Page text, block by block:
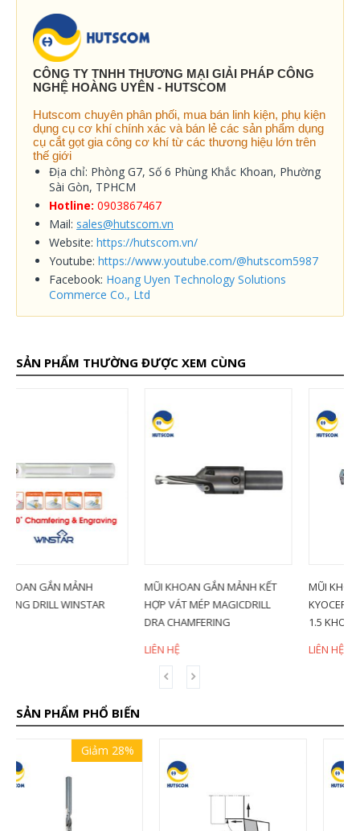
CÔNG TY TNHH THƯƠNG MẠI GIẢI PHÁP CÔNG
NGHỆ HOÀNG UYÊN - HUTSCOM
Hutscom chuyên phân phối, mua bán linh kiện, phụ kiện
dụng cụ cơ khí chính xác và bán lẻ các sản phẩm dụng
cụ cắt gọt gia công cơ khí từ các thương hiệu lớn trên
thế giới
Địa chỉ: Phòng G7, Số 6 Phùng Khắc Khoan, Phường
Sài Gòn, TPHCM
Hotline: 0903867467
Mail: sales@hutscom.vn
Website: https://hutscom.vn/
Youtube: https://www.youtube.com/@hutscom5987
Facebook: Hoang Uyen Technology Solutions
Commerce Co., Ltd
SẢN PHẨM THƯỜNG ĐƯỢC XEM CÙNG
MŨI KHOAN GẮN MẢNH KẾT
HỢP VÁT MÉP MAGICDRILL
MŨI KHOAN GẮN MẢNH
KYOCERA DRA SS14-DRA120M-
1.5 KHOAN SÂU 1.5D
SẢN PHẨM PHỔ BIẾN